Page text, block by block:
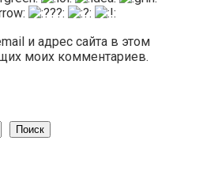
и адрес сайта в этом
моих комментариев.
Поиск